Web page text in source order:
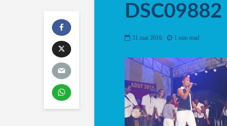
DSC09882
31 mai 2016 1 min read